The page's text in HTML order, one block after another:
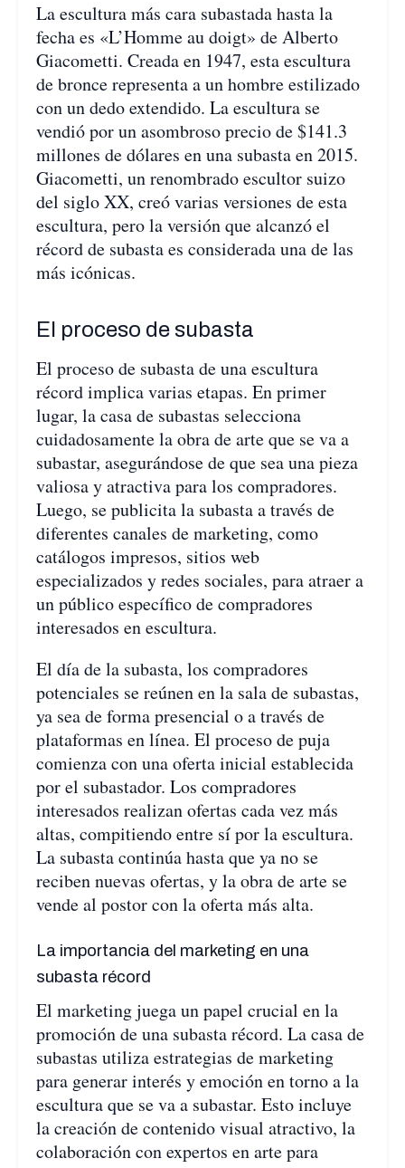
La escultura más cara subastada hasta la
fecha es «L’Homme au doigt» de Alberto
Giacometti. Creada en 1947, esta escultura
de bronce representa a un hombre estilizado
con un dedo extendido. La escultura se
vendió por un asombroso precio de $141.3
millones de dólares en una subasta en 2015.
Giacometti, un renombrado escultor suizo
del siglo XX, creó varias versiones de esta
escultura, pero la versión que alcanzó el
récord de subasta es considerada una de las
más icónicas.
El proceso de subasta
El proceso de subasta de una escultura
récord implica varias etapas. En primer
lugar, la casa de subastas selecciona
cuidadosamente la obra de arte que se va a
subastar, asegurándose de que sea una pieza
valiosa y atractiva para los compradores.
Luego, se publicita la subasta a través de
diferentes canales de marketing, como
catálogos impresos, sitios web
especializados y redes sociales, para atraer a
un público específico de compradores
interesados en escultura.
El día de la subasta, los compradores
potenciales se reúnen en la sala de subastas,
ya sea de forma presencial o a través de
plataformas en línea. El proceso de puja
comienza con una oferta inicial establecida
por el subastador. Los compradores
interesados realizan ofertas cada vez más
altas, compitiendo entre sí por la escultura.
La subasta continúa hasta que ya no se
reciben nuevas ofertas, y la obra de arte se
vende al postor con la oferta más alta.
La importancia del marketing en una
subasta récord
El marketing juega un papel crucial en la
promoción de una subasta récord. La casa de
subastas utiliza estrategias de marketing
para generar interés y emoción en torno a la
escultura que se va a subastar. Esto incluye
la creación de contenido visual atractivo, la
colaboración con expertos en arte para